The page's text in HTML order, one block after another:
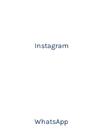
Instagram
WhatsApp